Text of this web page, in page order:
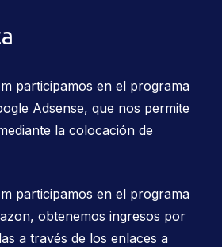
participamos en el programa
Adsense, que nos permite
la colocación de
participamos en el programa
obtenemos ingresos por
a través de los enlaces a